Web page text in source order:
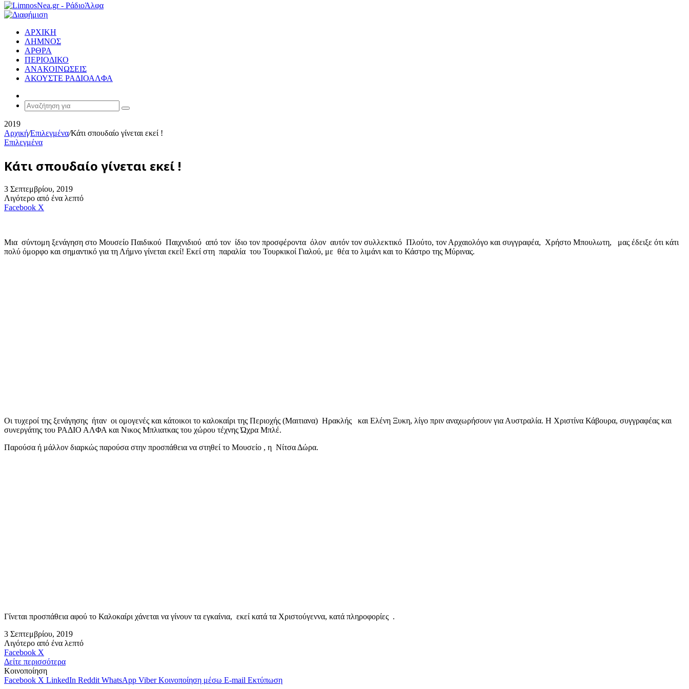
ΑΡΧΙΚΗ
ΛΗΜΝΟΣ
ΑΡΘΡΑ
ΠΕΡΙΟΔΙΚΟ
ΑΝΑΚΟΙΝΩΣΕΙΣ
ΑΚΟΥΣΤΕ ΡΑΔΙΟΑΛΦΑ
Article
Αναζήτηση
2019
Αρχική/Επιλεγμένα/Κάτι σπουδαίο γίνεται εκεί !
Επιλεγμένα
Κάτι σπουδαίο γίνεται εκεί !
3 Σεπτεμβρίου, 2019
Λιγότερο από ένα λεπτό
Facebook X
Μια σύντομη ξενάγηση στο Μουσείο Παιδικού Παιχνιδιού από τον ίδιο τον προσφέροντα όλον αυτόν τον συλλεκτικό Πλούτο, τον Αρχαιολόγο και συγγραφέα, Χρήστο Μπουλωτη, μας έδειξε ότι κάτι
πολύ όμορφο και σημαντικό για τη Λήμνο γίνεται εκεί! Εκεί στη παραλία του Τουρκικοί Γιαλού, με θέα το λιμάνι και το Κάστρο της Μύρινας.
Οι τυχεροί της ξενάγησης ήταν οι ομογενές και κάτοικοι το καλοκαίρι της Περιοχής (Μαιτιανα) Ηρακλής και Ελένη Ξυκη, λίγο πριν αναχωρήσουν για Αυστραλία. Η Χριστίνα Κάβουρα, συγγραφέας και
συνεργάτης του ΡΑΔΙΟ ΑΛΦΑ και Νικος Μπλιατκας του χώρου τέχνης Ώχρα Μπλέ.
Παρούσα ή μάλλον διαρκώς παρούσα στην προσπάθεια να στηθεί το Μουσείο , η Νίτσα Δώρα.
Γίνεται προσπάθεια αφού το Καλοκαίρι χάνεται να γίνουν τα εγκαίνια, εκεί κατά τα Χριστούγεννα, κατά πληροφορίες .
3 Σεπτεμβρίου, 2019
Λιγότερο από ένα λεπτό
Facebook X
μέσω
E-
mail
Δείτε περισσότερα
Κοινοποίηση
Facebook X LinkedIn Reddit WhatsApp Viber Κοινοποίηση μέσω E-mail Εκτύπωση